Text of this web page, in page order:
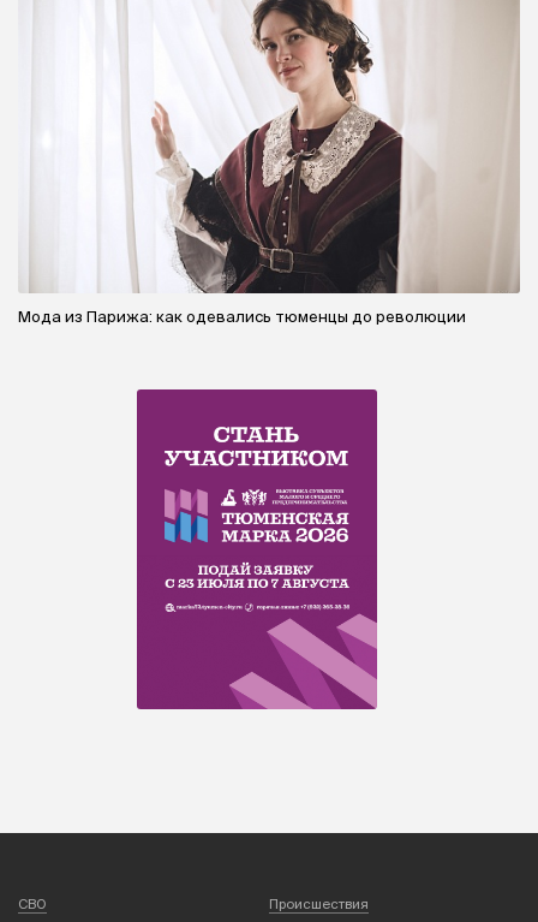
Мода из Парижа: как одевались тюменцы до революции
СВО
Происшествия